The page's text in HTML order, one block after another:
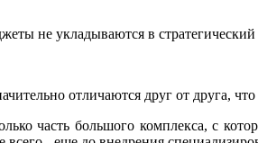
не укладываются в
отличаются друг от друга,
часть большого комплекса, с